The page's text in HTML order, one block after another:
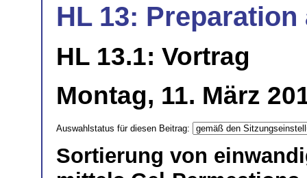
HL 13:
HL 13.1: Vortrag
Montag, 11. März
Auswahlstatus für diesen Beitrag:
Sortierung von